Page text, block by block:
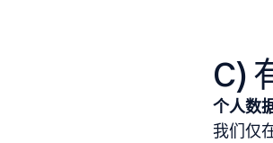
C)
个人数
我们仅